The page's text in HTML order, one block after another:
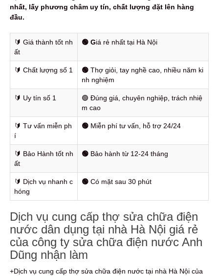
nhất, lấy phương châm uy tín, chất lượng đặt lên hàng
đầu.
🔰️ Giá thành tốt nh
ất
🟢 Giá rẻ nhất tại Hà Nội
🔰️ Chất lượng số 1 🟢 Thợ giỏi, tay nghề cao, nhiều năm ki
nh nghiệm
🔰️ Uy tín số 1
🟢 Đúng giá, chuyên nghiệp, trách nhiệ
m cao
🔰️ Tư vấn miễn ph
í
🟢 Miễn phí tư vấn, hỗ trợ 24/24
🔰️ Bảo Hành tốt nh
ất
🟢 Bảo hành từ 12-24 tháng
🔰️ Dịch vụ nhanh c
hóng
🟢 Có mặt sau 30 phút
Dịch vụ cung cấp thợ sửa chữa điện
nước dân dụng tại nhà Hà Nội giá rẻ
của công ty sửa chữa điện nước Anh
Dũng nhận làm
+Dịch vụ cung cấp thợ sửa chữa điện nước tại nhà Hà Nội của